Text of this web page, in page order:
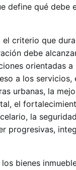
define qué
criterio que
debe
orientadas
a los
urbanas, la
el
la
progresivas,
bienes